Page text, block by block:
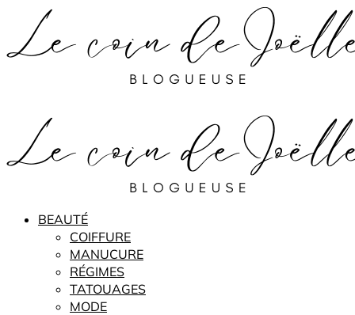
BEAUTÉ
COIFFURE
MANUCURE
RÉGIMES
TATOUAGES
MODE